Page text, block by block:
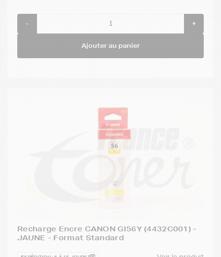
- +
Ajouter au panier
Recharge Encre CANON GI56Y (4432C001) -
JAUNE - Format Standard